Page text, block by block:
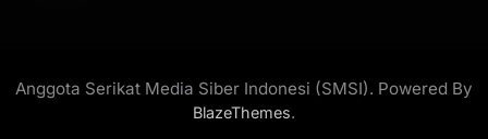
Anggota Serikat Media Siber Indonesi (SMSI). Powered By
BlazeThemes.